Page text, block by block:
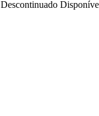
Descontinuado